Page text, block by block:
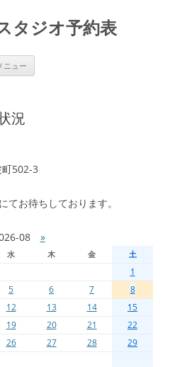
タジオ予約表
ニュー
況
502-3
お待ちしております。
08 »
水 木 金 土
1
5 6 7
8
12 13 14
15
19 20 21
22
26 27 28
29